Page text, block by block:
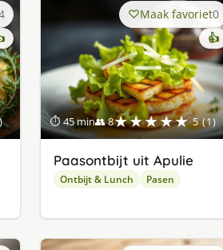
⏱ 45 min👥 8★★★★★ 5 (1)
Maak favoriet0
👍
Paasontbijt uit Apulie
Ontbijt & Lunch Pasen